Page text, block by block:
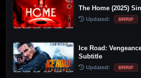
The Home (2025)
Updated: BRRIP
Ice Road:
Subtitle
Updated: BRRIP